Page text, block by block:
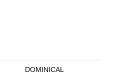
DOMINICAL